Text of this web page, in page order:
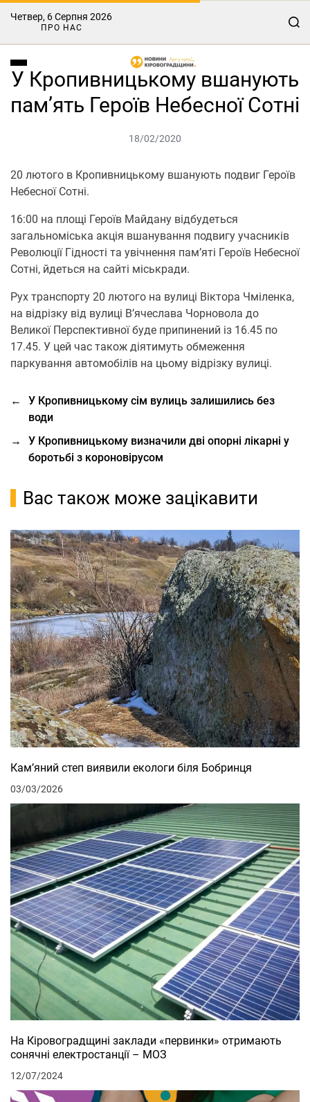
Четвер, 6 Серпня 2026
ПРО НАС
У Кропивницькому вшанують
пам’ять Героїв Небесної Сотні
18/02/2020
20 лютого в Кропивницькому вшанують подвиг Героїв
Небесної Сотні.
16:00 на площі Героїв Майдану відбудеться
загальноміська акція вшанування подвигу учасників
Революції Гідності та увічнення пам’яті Героїв Небесної
Сотні, йдеться на сайті міськради.
Рух транспорту 20 лютого на вулиці Віктора Чміленка,
на відрізку від вулиці В’ячеслава Чорновола до
Великої Перспективної буде припинений із 16.45 по
17.45. У цей час також діятимуть обмеження
паркування автомобілів на цьому відрізку вулиці.
←
У Кропивницькому сім вулиць залишились без
води
→
У Кропивницькому визначили дві опорні лікарні у
боротьбі з короновірусом
Вас також може зацікавити
Кам’яний степ виявили екологи біля Бобринця
03/03/2026
На Кіровоградщині заклади «первинки» отримають
сонячні електростанції – МОЗ
12/07/2024